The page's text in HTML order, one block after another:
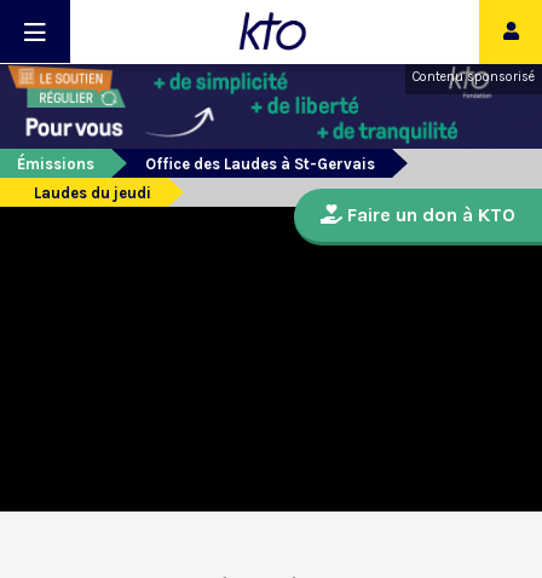
Contenu sponsorisé
Émissions
Office des Laudes à St-Gervais
Laudes du jeudi
Faire un don à KTO